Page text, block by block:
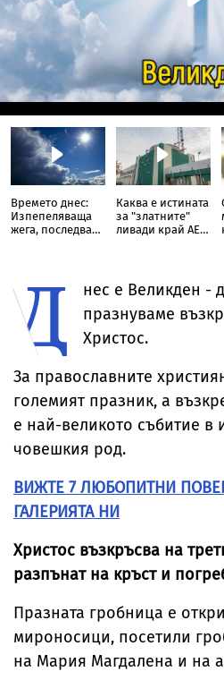
Времето днес:
Изпепеляваща
жега, последвана
Каква е истината
за "златните"
ливади край АЕЦ
Д
нес е Великден -
празнуваме
Христос.
За православните
големият празник, а
е най-великото събитие в
човешкия род.
ВИЖТЕ 7 ЛЮБОПИТНИ
ГАЛЕРИЯТА НИ
Христос възкръсва на
разпънат на кръст и
Празната гробница е
мироносици, посетили
на Мария Магдалена и на